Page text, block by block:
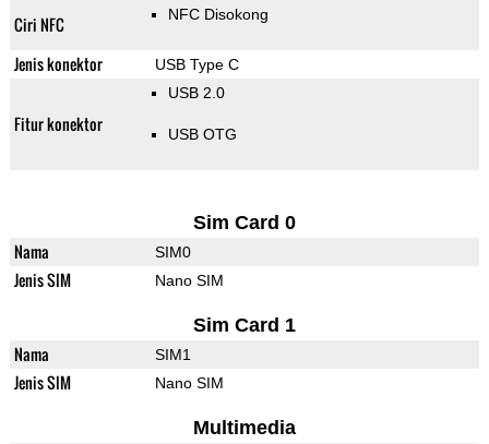
Ciri NFC NFC Disokong
Jenis konektor USB Type C
Fitur konektor
USB 2.0
USB OTG
Sim Card 0
Nama SIM0
Jenis SIM Nano SIM
Sim Card 1
Nama SIM1
Jenis SIM Nano SIM
Multimedia